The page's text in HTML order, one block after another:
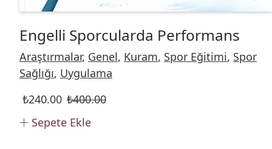
Engelli Sporcularda Performans
Araştırmalar, Genel, Kuram, Spor Eğitimi, Spor
Sağlığı, Uygulama
₺400.00
₺240.00
Sepete Ekle